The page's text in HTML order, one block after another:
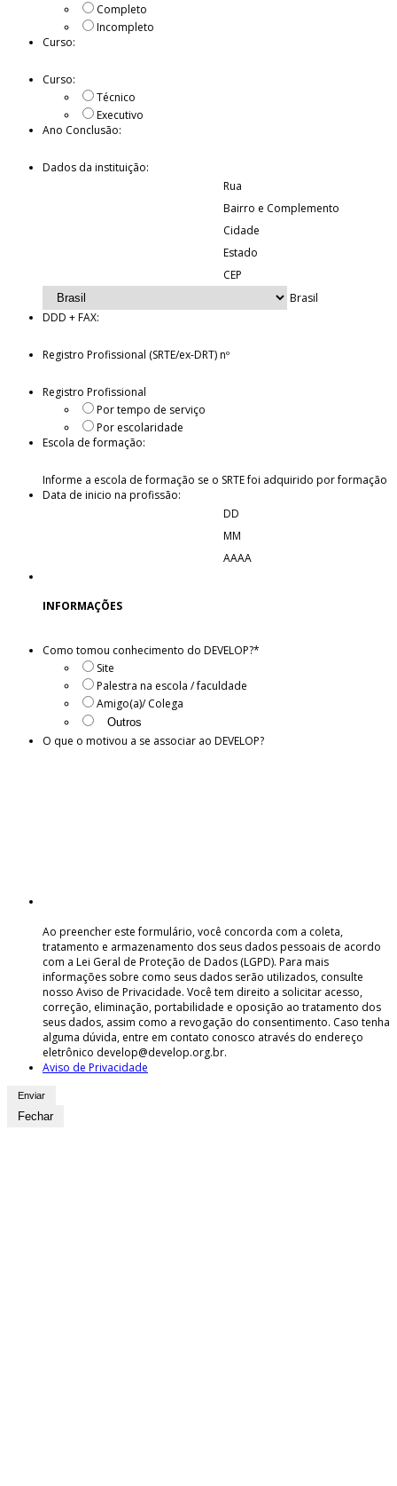
Completo
Incompleto
Curso:
Curso:
Técnico
Executivo
Ano Conclusão:
Dados da instituição:
Rua
Bairro e Complemento
Cidade
Estado
CEP
Brasil
DDD + FAX:
Registro Profissional (SRTE/ex-DRT) nº
Registro Profissional
Por tempo de serviço
Por escolaridade
Escola de formação:
Informe a escola de formação se o SRTE foi adquirido por formação
Data de inicio na profissão:
DD
MM
AAAA
INFORMAÇÕES
Como tomou conhecimento do DEVELOP?*
Site
Palestra na escola / faculdade
Amigo(a)/ Colega
O que o motivou a se associar ao DEVELOP?
Ao preencher este formulário, você concorda com a coleta,
tratamento e armazenamento dos seus dados pessoais de acordo
com a Lei Geral de Proteção de Dados (LGPD). Para mais
informações sobre como seus dados serão utilizados, consulte
nosso Aviso de Privacidade. Você tem direito a solicitar acesso,
correção, eliminação, portabilidade e oposição ao tratamento dos
seus dados, assim como a revogação do consentimento. Caso tenha
alguma dúvida, entre em contato conosco através do endereço
eletrônico develop@develop.org.br.
Aviso de Privacidade
Fechar